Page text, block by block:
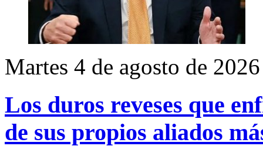
Martes 4 de agosto de 2026
Los duros reveses que
de sus propios aliados